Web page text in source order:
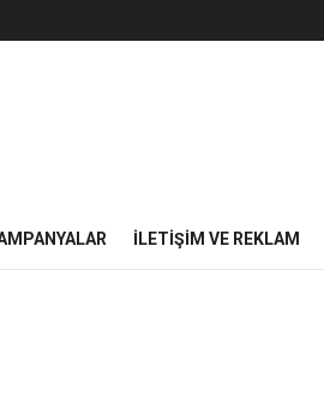
İLETIŞIM VE REKLAM